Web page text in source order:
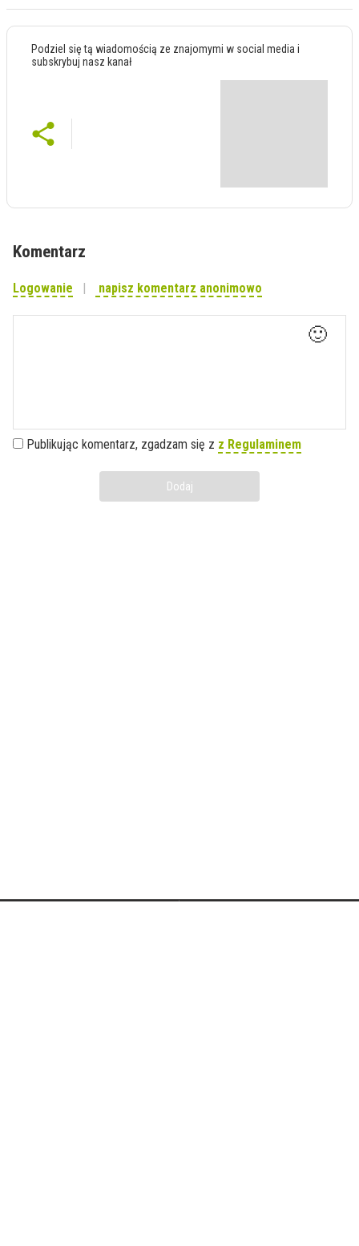
Podziel się tą wiadomością ze znajomymi w social media i
subskrybuj nasz kanał
Komentarz
Logowanie napisz komentarz anonimowo
🙂
Publikując komentarz, zgadzam się z z Regulaminem
Dodaj